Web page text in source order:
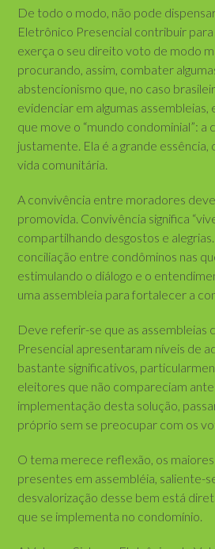
De todo o modo, não pode
Eletrônico Presencial contribuir
exerça o seu direito voto de modo
procurando, assim, combater
abstencionismo que, no caso
evidenciar em algumas
que move o “mundo condominial”: a
justamente. Ela é a grande
vida comunitária.
A convivência entre moradores
promovida. Convivência significa
compartilhando desgostos e
conciliação entre condôminos nas
estimulando o diálogo e o
uma assembleia para fortalecer a
Deve referir-se que as assembleias
Presencial apresentaram níveis de
bastante significativos,
eleitores que não compareciam
implementação desta solução,
próprio sem se preocupar com os
O tema merece reflexão, os
presentes em assembléia, saliente-
desvalorização desse bem está
que se implementa no condomínio.